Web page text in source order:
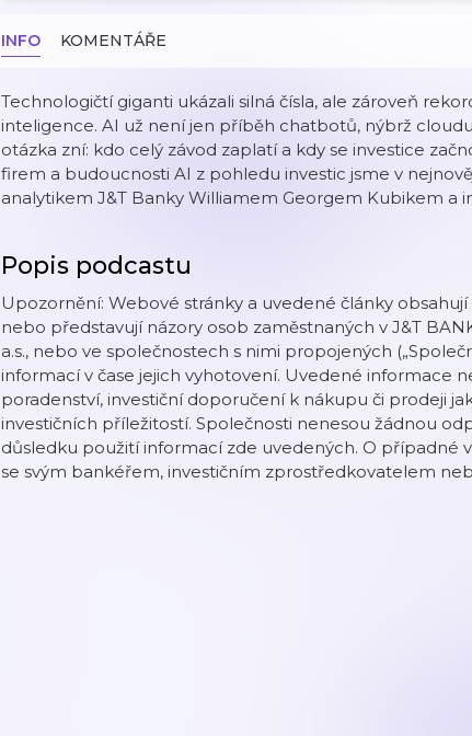
INFO KOMENTÁŘE
Technologičtí giganti ukázali silná čísla, ale zároveň
inteligence. AI už není jen příběh chatbotů, nýbrž
otázka zní: kdo celý závod zaplatí a kdy se investice
firem a budoucnosti AI z pohledu investic jsme v
analytikem J&T Banky Williamem Georgem Kubikem a
Popis podcastu
Upozornění: Webové stránky a uvedené články
nebo představují názory osob zaměstnaných v J&T
a.s., nebo ve společnostech s nimi propojených
informací v čase jejich vyhotovení. Uvedené informace
poradenství, investiční doporučení k nákupu či prodeji
investičních příležitostí. Společnosti nenesou žádnou
důsledku použití informací zde uvedených. O případné
se svým bankéřem, investičním zprostředkovatelem